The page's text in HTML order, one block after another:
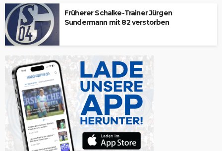
Früherer Schalke-Trainer Jürgen
Sundermann mit 82 verstorben